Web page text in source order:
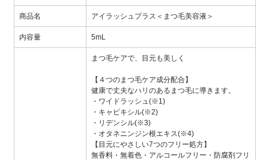
商品名 アイラッシュプラス＜まつ毛美容液＞
内容量 5mL
まつ毛ケアで、目元も美しく
【４つのまつ毛ケア成分配合】
健康で丈夫なハリのあるまつ毛に導きます。
・ワイドラッシュ(※1)
・キャピキシル(※2)
・リデンシル(※3)
・オタネニンジン根エキス(※4)
【目元にやさしい7つのフリー処方】
無香料・無着色・アルコールフリー・防腐剤フリ